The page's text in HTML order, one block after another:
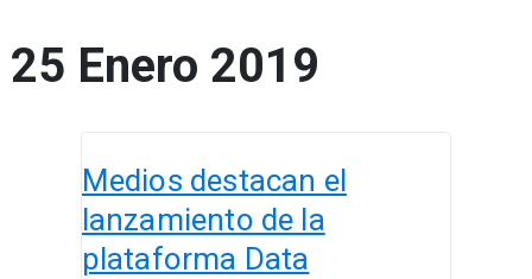
25 Enero 2019
Medios destacan el
lanzamiento de la
plataforma Data
destacan
el
lanzamiento
de